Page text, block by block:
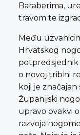
Baraberima,
travom te
Među
Hrvatskog
potpredsjednik
o novoj tribini
koji je značajan
Županijski
upravo ovakvi
razvoja